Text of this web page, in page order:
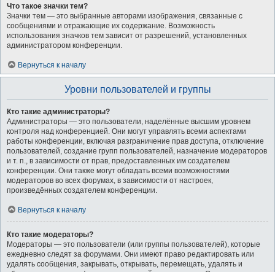
Что такое значки тем?
Значки тем — это выбранные авторами изображения, связанные с
сообщениями и отражающие их содержание. Возможность
использования значков тем зависит от разрешений, установленных
администратором конференции.
Вернуться к началу
Уровни пользователей и группы
Кто такие администраторы?
Администраторы — это пользователи, наделённые высшим уровнем
контроля над конференцией. Они могут управлять всеми аспектами
работы конференции, включая разграничение прав доступа, отключение
пользователей, создание групп пользователей, назначение модераторов
и т. п., в зависимости от прав, предоставленных им создателем
конференции. Они также могут обладать всеми возможностями
модераторов во всех форумах, в зависимости от настроек,
произведённых создателем конференции.
Вернуться к началу
Кто такие модераторы?
Модераторы — это пользователи (или группы пользователей), которые
ежедневно следят за форумами. Они имеют право редактировать или
удалять сообщения, закрывать, открывать, перемещать, удалять и